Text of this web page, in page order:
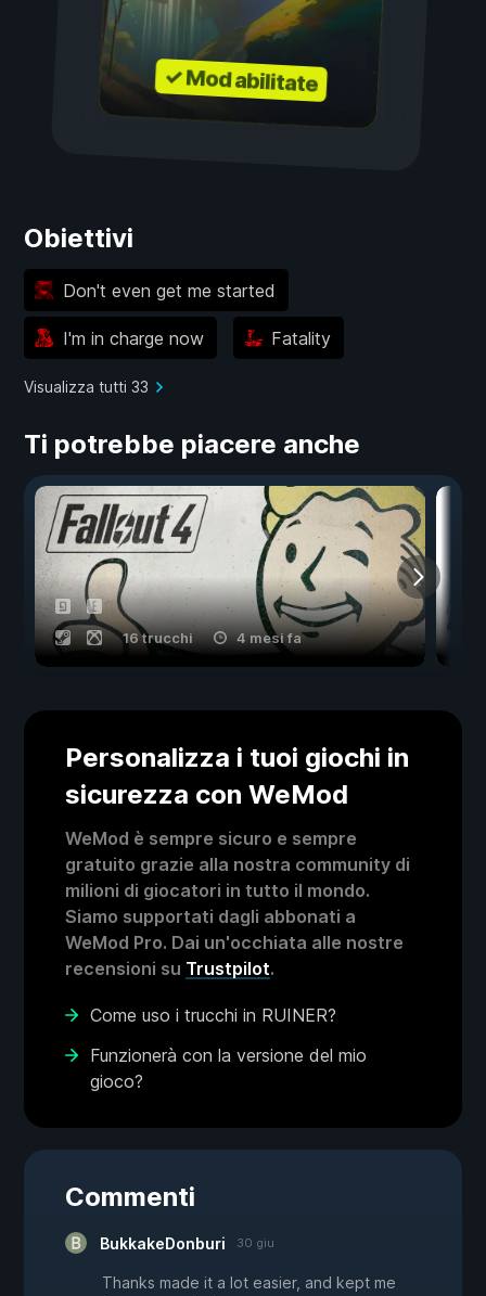
✓ Mod abilitate
Obiettivi
Don't even get me started
I'm in charge now Fatality
Visualizza tutti 33
Ti potrebbe piacere anche
16 trucchi 4 mesi fa
Personalizza i tuoi giochi in
sicurezza con WeMod
WeMod è sempre sicuro e sempre
gratuito grazie alla nostra community di
milioni di giocatori in tutto il mondo.
Siamo supportati dagli abbonati a
WeMod Pro. Dai un'occhiata alle nostre
recensioni su Trustpilot.
Come uso i trucchi in RUINER?
Funzionerà con la versione del mio
gioco?
Commenti
BukkakeDonburi 30 giu
Thanks made it a lot easier, and kept me